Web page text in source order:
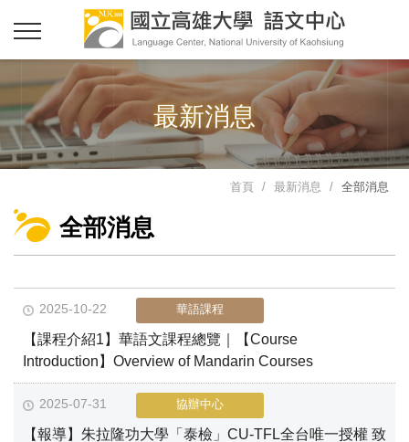
最新消息
首頁 最新消息 全部消息
全部消息
2025-10-22 華語課程
【課程介紹1】華語文課程總覽｜【Course
Introduction】Overview of Mandarin Courses
2025-07-31 協辦中心
【報導】朱拉隆功大學「泰檢」CU-TFL全台唯一授權 致